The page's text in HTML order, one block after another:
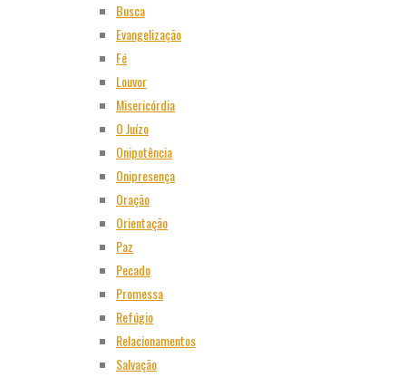
Busca
Evangelização
Fé
Louvor
Misericórdia
O Juízo
Onipotência
Onipresença
Oração
Orientação
Paz
Pecado
Promessa
Refúgio
Relacionamentos
Salvação